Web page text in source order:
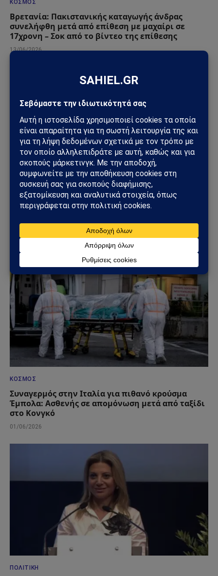
ΚΌΣΜΟΣ
Βρετανία: Πακιστανικής καταγωγής άνδρας
συνελήφθη μετά από επίθεση με μαχαίρι σε
17χρονη – Σοκ από το βίντεο της επίθεσης
13/06/2026
ΚΌΣΜΟΣ
Το Μπέλφαστ φλέγεται: Βίαιες ταραχές μετά από
στις φλόγες
10/06/2026
ΚΌΣΜΟΣ
Συναγερμός στην Ιταλία για πιθανό κρούσμα
Έμπολα: Ασθενής σε απομόνωση μετά από ταξίδι
στο Κονγκό
01/06/2026
ΠΟΛΙΤΙΚΉ